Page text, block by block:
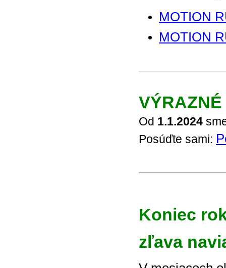
MOTION
MOTION
Od 1.1.2024
Posúďte sami:
Koniec
zľava